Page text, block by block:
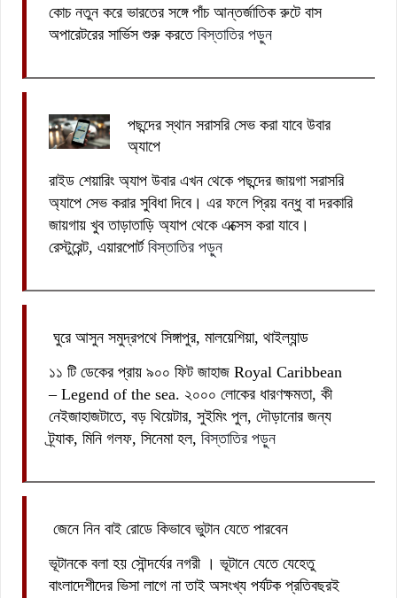
কোচ নতুন করে ভারতের সঙ্গে পাঁচ আন্তর্জাতিক রুটে বাস
অপারেটরের সার্ভিস শুরু করতে বিস্তাতির পড়ুন
পছন্দের স্থান সরাসরি সেভ করা যাবে উবার
অ্যাপে
রাইড শেয়ারিং অ্যাপ উবার এখন থেকে পছন্দের জায়গা সরাসরি
অ্যাপে সেভ করার সুবিধা দিবে। এর ফলে প্রিয় বন্ধু বা দরকারি
জায়গায় খুব তাড়াতাড়ি অ্যাপ থেকে এক্সেস করা যাবে।
রেস্টুরেন্ট, এয়ারপোর্ট বিস্তাতির পড়ুন
ঘুরে আসুন সমুদ্রপথে সিঙ্গাপুর, মালয়েশিয়া, থাইল্যান্ড
১১ টি ডেকের প্রায় ৯০০ ফিট জাহাজ Royal Caribbean
– Legend of the sea. ২০০০ লোকের ধারণক্ষমতা, কী
নেইজাহাজটাতে, বড় থিয়েটার, সুইমিং পুল, দৌড়ানোর জন্য
ট্র্যাক, মিনি গলফ, সিনেমা হল, বিস্তাতির পড়ুন
জেনে নিন বাই রোডে কিভাবে ভুটান যেতে পারবেন
ভূটানকে বলা হয় সৌন্দর্যের নগরী । ভূটানে যেতে যেহেতু
বাংলাদেশীদের ভিসা লাগে না তাই অসংখ্য পর্যটক প্রতিবছরই